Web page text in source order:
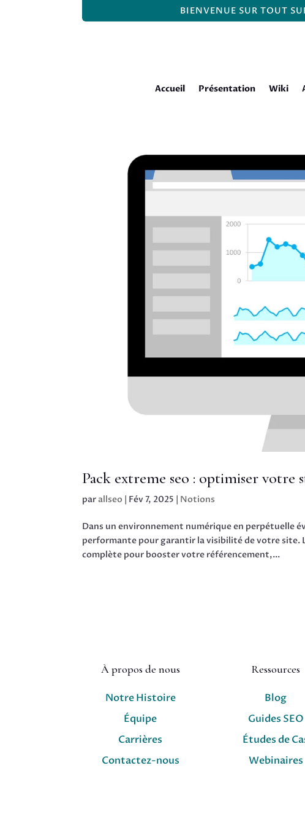
BIENVENUE SUR TOUT
Accueil Présentation Wiki
Pack extreme seo : optimiser
parallseo | Fév 7, 2025 | Notions
Dans un environnement numérique en perpétuelle
performante pour garantir la visibilité de votre site.
complète pour booster votre référencement,...
À propos de nous
Notre Histoire
Équipe
Carrières
Contactez-nous
Ressources
Blog
Guides SEO
Études de
Webinaires